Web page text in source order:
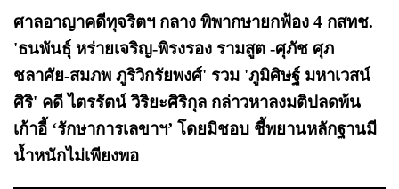
ศาลอาญาคดีทุจริตฯ กลาง พิพากษายกฟ้อง 4 กสทช.
'ธนพันธุ์ หร่ายเจริญ-พิรงรอง รามสูต -ศุภัช ศุภ
ชลาศัย-สมภพ ภูริวิกรัยพงศ์' รวม 'ภูมิศิษฐ์ มหาเวสน์
ศิริ' คดี ไตรรัตน์ วิริยะศิริกุล กล่าวหาลงมติปลดพ้น
เก้าอี้ ‘รักษาการเลขาฯ’ โดยมิชอบ ชี้พยานหลักฐานมี
น้ำหนักไม่เพียงพอ